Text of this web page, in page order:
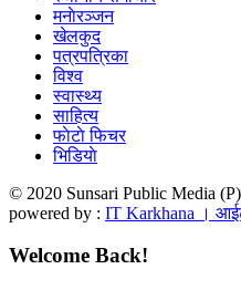
मनाेरञ्जन
खेलकुद
पत्रपत्रिका
विश्व
स्वास्थ्य
साहित्य
फाेटाे फिचर
भिडियाे
© 2020 Sunsari Public Media
powered by : IT Karkhana ।
Welcome Back!